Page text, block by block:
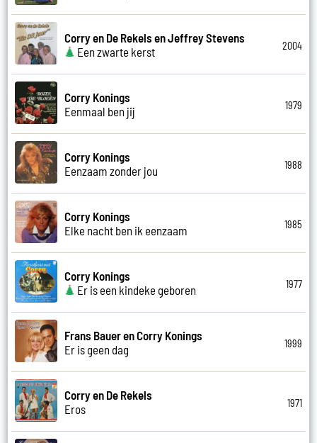
Corry en De Rekels en Jeffrey Stevens
Een zwarte kerst
2004
Corry Konings
Eenmaal ben jij
1979
Corry Konings
Eenzaam zonder jou
1988
Corry Konings
Elke nacht ben ik eenzaam
1985
Corry Konings
Er is een kindeke geboren
1977
Frans Bauer en Corry Konings
Er is geen dag
1999
Corry en De Rekels
Eros
1971